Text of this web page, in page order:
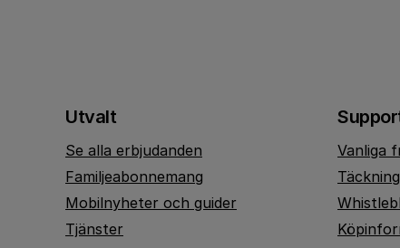
Utvalt
Se alla erbjudanden
Familjeabonnemang
Mobilnyheter och guider
Tjänster
Vanliga